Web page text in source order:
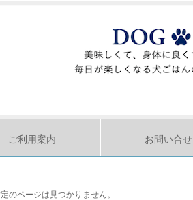
ご利用案内 お問い合せ
のページは見つかりません。